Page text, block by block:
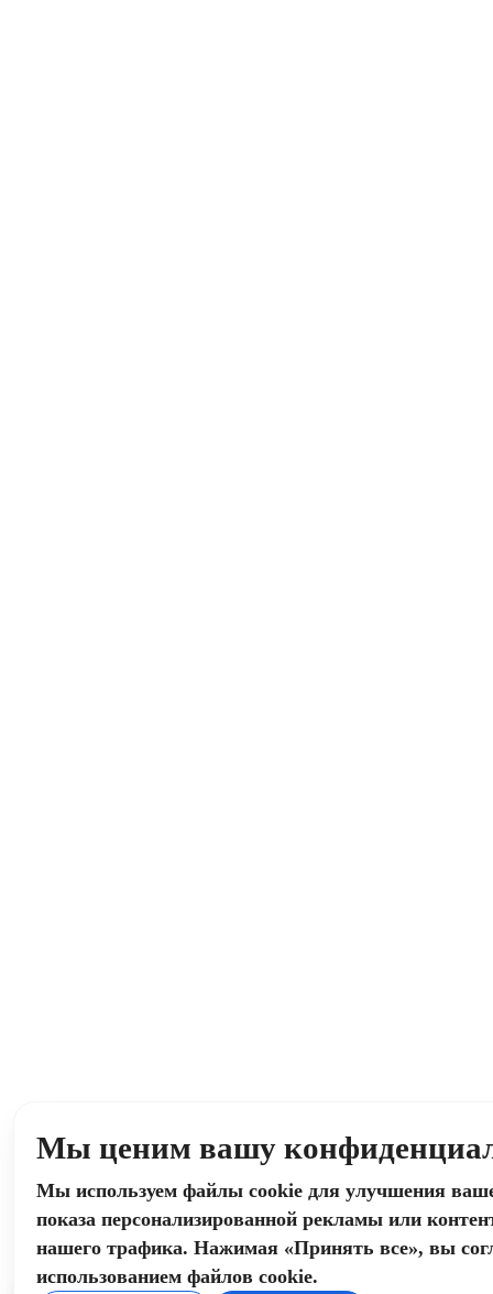
Мы ценим вашу
Мы используем файлы cookie для улучшения
показа персонализированной рекламы или
нашего трафика. Нажимая «Принять все», вы
использованием файлов cookie.